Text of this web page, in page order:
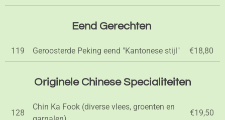
Eend Gerechten
119 Geroosterde Peking eend "Kantonese stijl" €18,80
Originele Chinese Specialiteiten
128
Chin Ka Fook (diverse vlees, groenten en
€19,50